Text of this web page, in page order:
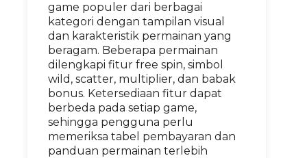
game populer dari berbagai
kategori dengan tampilan visual
dan karakteristik permainan yang
beragam. Beberapa permainan
dilengkapi fitur free spin, simbol
wild, scatter, multiplier, dan babak
bonus. Ketersediaan fitur dapat
berbeda pada setiap game,
sehingga pengguna perlu
memeriksa tabel pembayaran dan
panduan permainan terlebih